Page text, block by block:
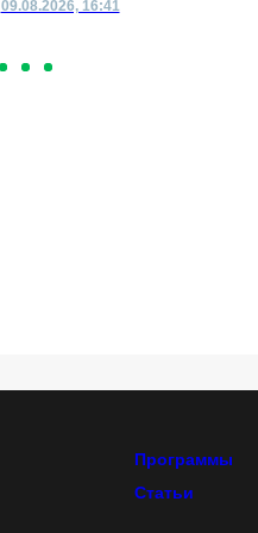
09.08.2026, 16:41
Программы
Статьи